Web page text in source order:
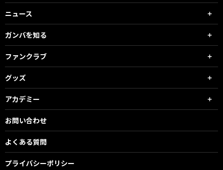
ニュース
ガンバを知る
ファンクラブ
グッズ
アカデミー
お問い合わせ
よくある質問
プライバシーポリシー